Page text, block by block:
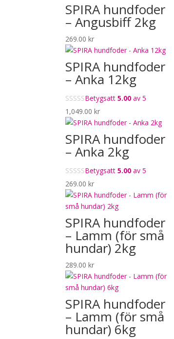
SPIRA hundfoder
– Angusbiff 2kg
269.00kr
SPIRA hundfoder
– Anka 12kg
Betygsatt5.00 av 5
1,049.00kr
SPIRA hundfoder
– Anka 2kg
Betygsatt5.00 av 5
269.00kr
SPIRA hundfoder
– Lamm (för små
hundar) 2kg
289.00kr
SPIRA hundfoder
– Lamm (för små
hundar) 6kg